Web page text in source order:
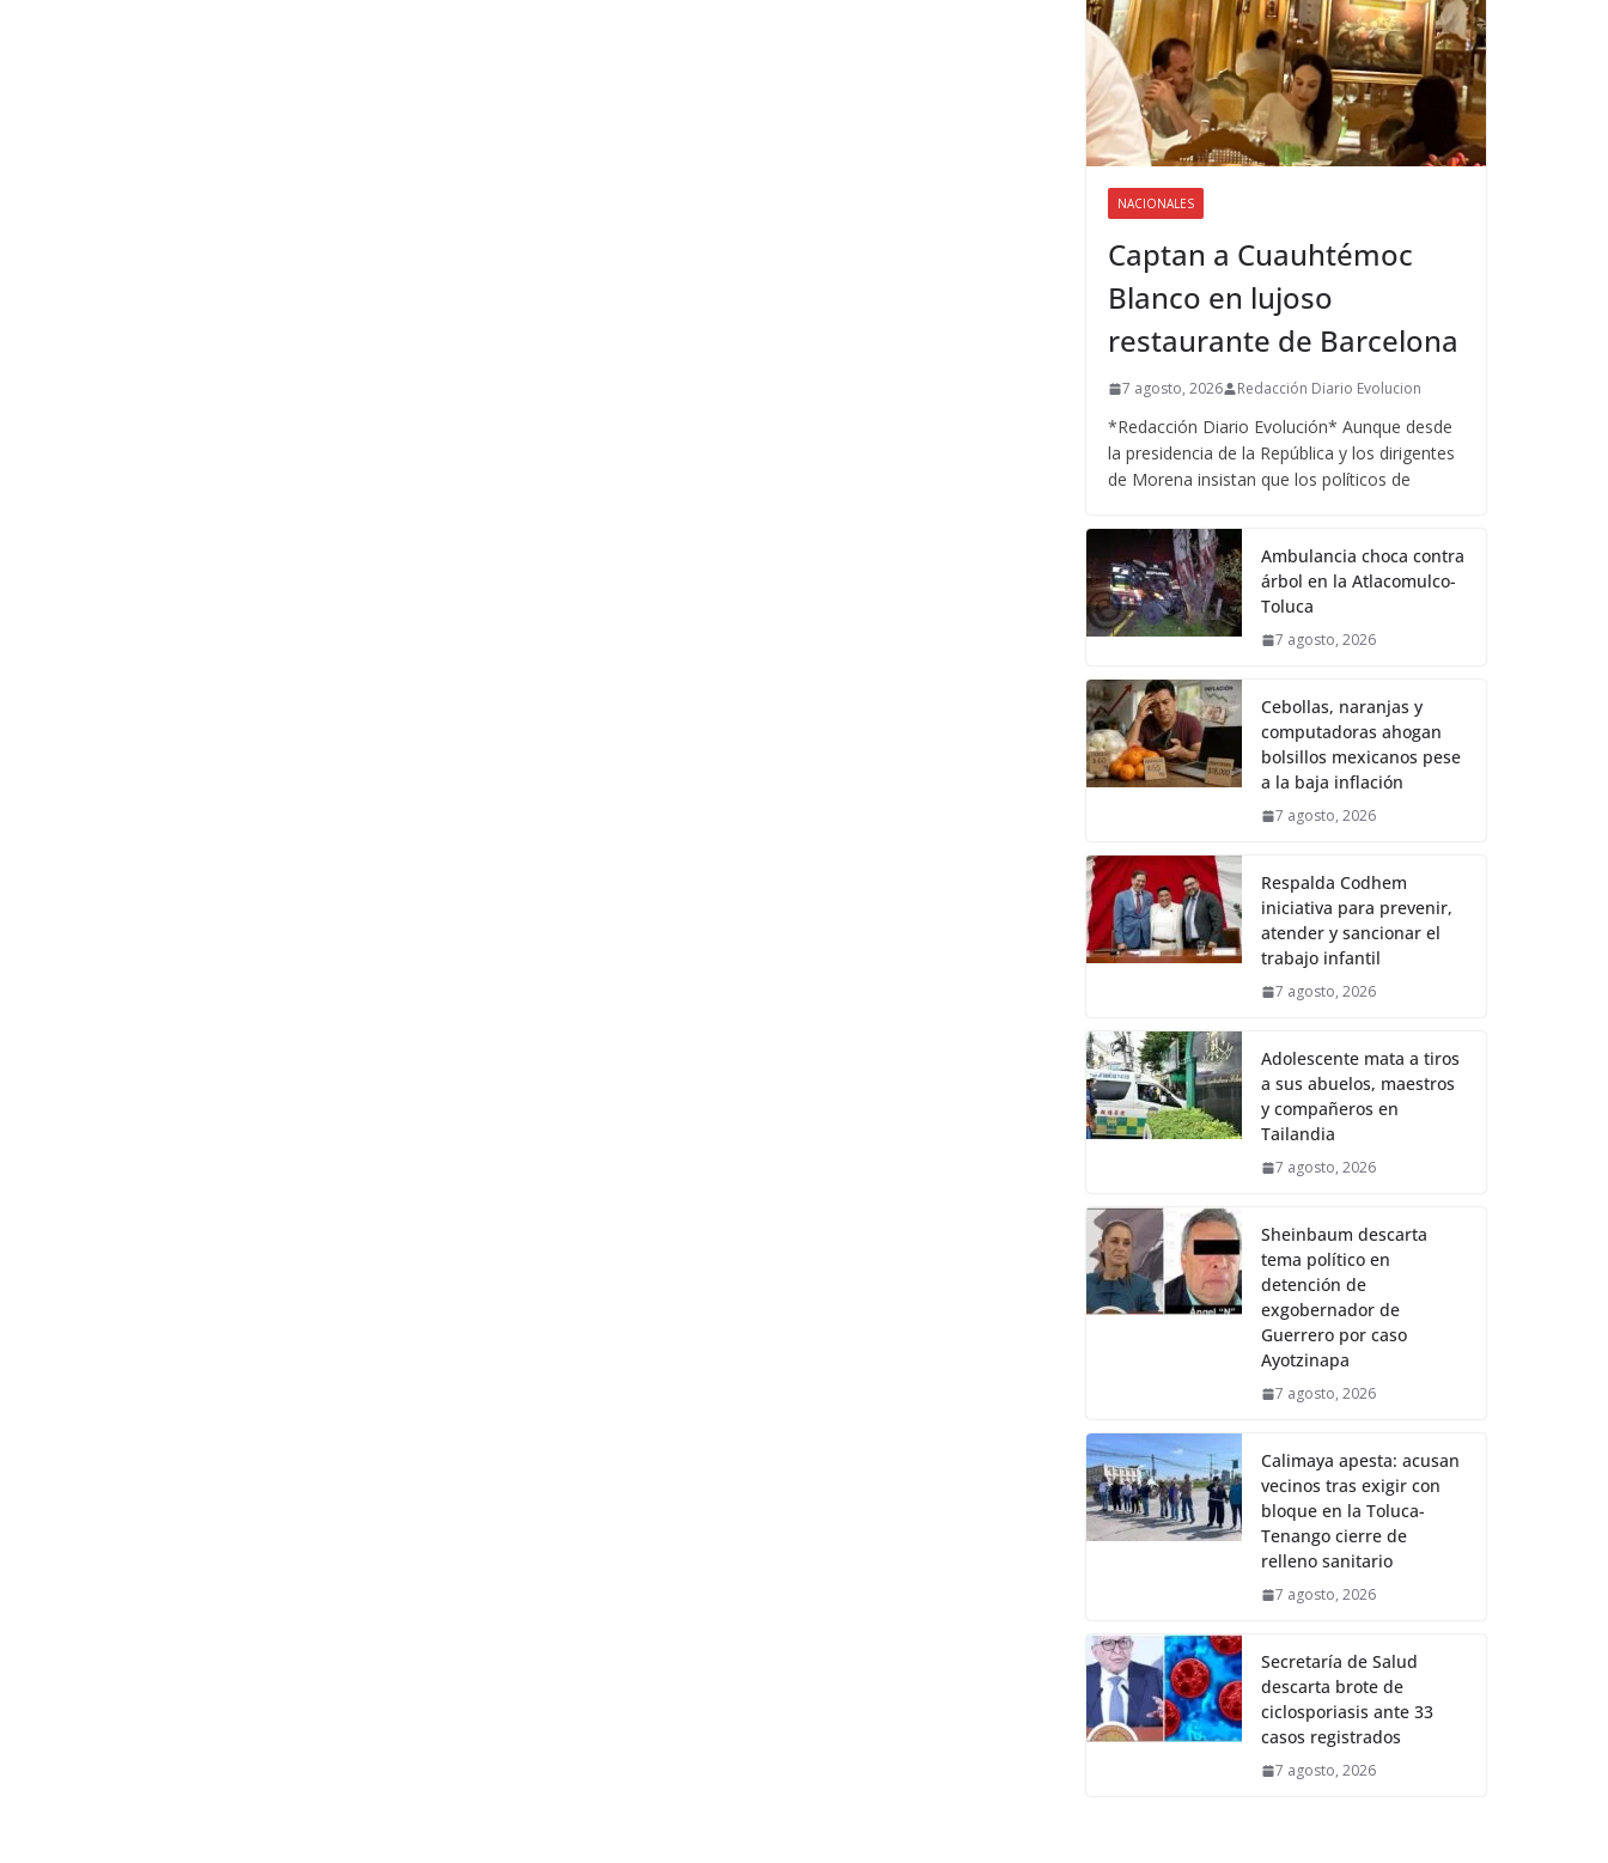
NACIONALES
Captan a Cuauhtémoc
Blanco en lujoso
restaurante de Barcelona
7 agosto, 2026 Redacción Diario Evolucion
*Redacción Diario Evolución* Aunque desde
la presidencia de la República y los dirigentes
de Morena insistan que los políticos de
Ambulancia choca contra
árbol en la Atlacomulco-
Toluca
7 agosto, 2026
Cebollas, naranjas y
computadoras ahogan
bolsillos mexicanos pese
a la baja inflación
7 agosto, 2026
Respalda Codhem
iniciativa para prevenir,
atender y sancionar el
trabajo infantil
7 agosto, 2026
Adolescente mata a tiros
a sus abuelos, maestros
y compañeros en
Tailandia
7 agosto, 2026
Sheinbaum descarta
tema político en
detención de
exgobernador de
Guerrero por caso
Ayotzinapa
7 agosto, 2026
Calimaya apesta: acusan
vecinos tras exigir con
bloque en la Toluca-
Tenango cierre de
relleno sanitario
7 agosto, 2026
Secretaría de Salud
descarta brote de
ciclosporiasis ante 33
casos registrados
7 agosto, 2026